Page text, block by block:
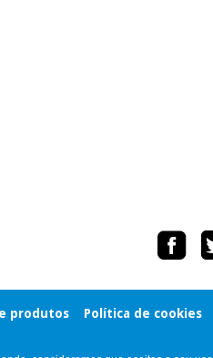
produtos Política de cookies